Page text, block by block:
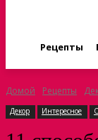
Рецепты
Домой Рецепты
Декор Интересное